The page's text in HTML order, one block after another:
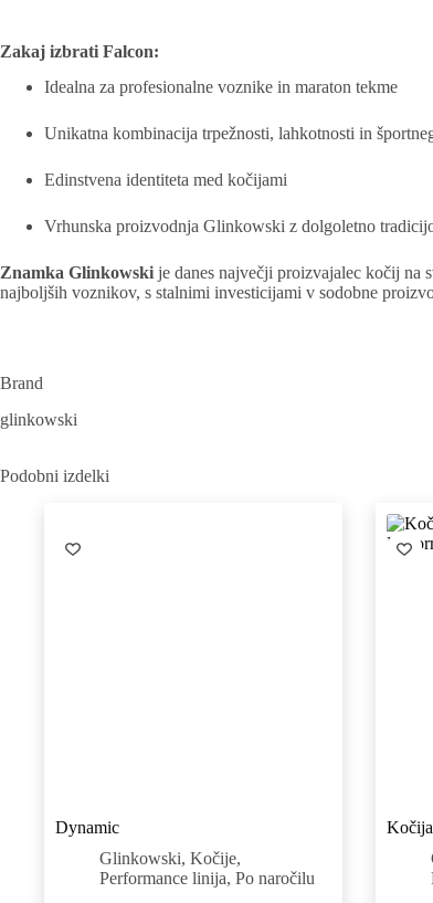
Zakaj izbrati Falcon:
Idealna za profesionalne voznike in maraton tekme
Unikatna kombinacija trpežnosti, lahkotnosti in
Edinstvena identiteta med kočijami
Vrhunska proizvodnja Glinkowski z dolgoletno
Znamka Glinkowski je danes največji proizvajalec kočij
najboljših voznikov, s stalnimi investicijami v sodobne
Brand
glinkowski
Podobni izdelki
Dynamic
Glinkowski, Kočije,
Performance linija, Po naročilu